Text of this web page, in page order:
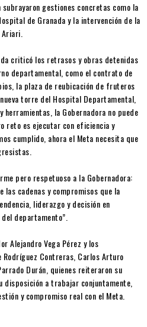
gestiones concretas como la
de Granada y la intervención de la
criticó los retrasos y obras detenidas
departamental, como el contrato de
la plaza de reubicación de fruteros
torre del Hospital Departamental,
la Gobernadora no puede
reto es ejecutar con eficiencia y
cumplido, ahora el Meta necesita que
pero respetuoso a la Gobernadora:
las cadenas y compromisos que la
liderazgo y decisión en
departamento”.
Alejandro Vega Pérez y los
Contreras, Carlos Arturo
Durán, quienes reiteraron su
disposición a trabajar conjuntamente,
y compromiso real con el Meta.